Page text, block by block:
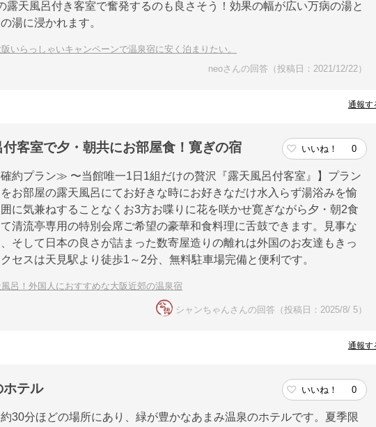
露天風呂付き客室で奮発するのも良さそう！効果の幅が広い万病の湯と
湯に浸かれます。
いらっしゃいキャンペーンで温泉宿に安く泊まりたい。
neoさんの回答（投稿日：2021/12/22）
通報す
客室で夕・朝共にお部屋食！寛ぎの宿 いいね！ 0
約プラン≫ 〜当館唯一1日1組だけの贅沢『露天風呂付客室』】プラン
お部屋の露天風呂にてお好きな時にお好きなだけ水入らず湯浴みを愉
に気兼ねすることなくお3方お喋りに花を咲かせ寛ぎながら夕・朝2食
清流亭専用の特別会席ご希望の豪華和食料理に舌鼓できます。見事な
そして日本の良さが詰まった数寄屋造りの離れは外国のお友達もきっ
セスは天見駅より徒歩1～2分、無料駐車場完備と便利です。
呂！外国人におすすめな大阪近郊の温泉宿
シャンちゃんさんの回答（投稿日：2025/8/ 5）
通報す
ホテル いいね！ 0
30分ほどの場所にあり、緑が豊かなあまみ温泉のホテルです。夏季限